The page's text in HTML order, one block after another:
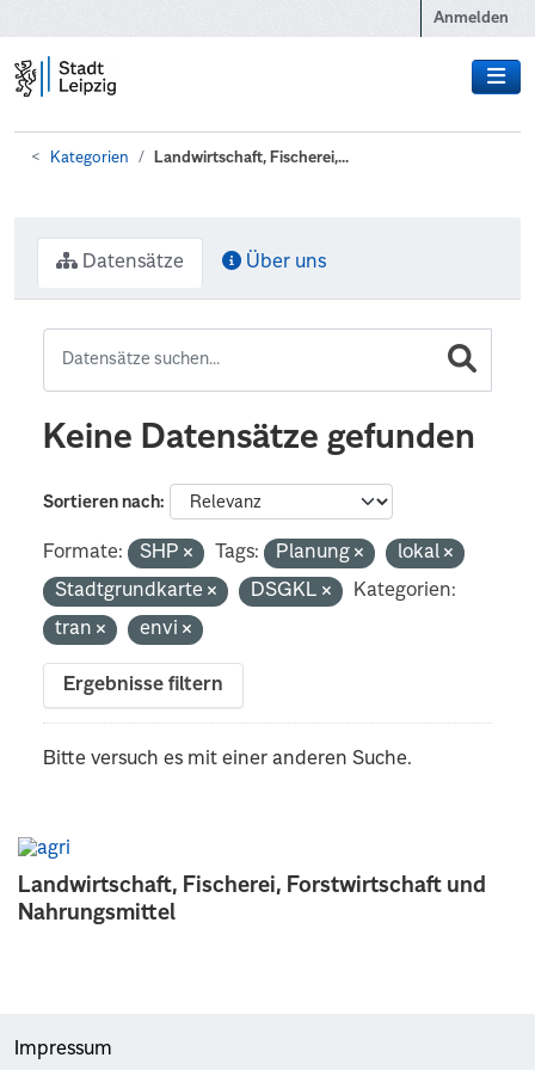
Anmelden
Kategorien Landwirtschaft, Fischerei,...
Landwirtschaft, Fischerei, Forstwirtschaft und
Nahrungsmittel
Datensätze Über uns
Keine Datensätze gefunden
Sortieren nach
Formate: SHP Tags: Planung
lokal
Stadtgrundkarte
DSGKL
Kategorien:
tran
envi
Ergebnisse filtern
Bitte versuch es mit einer anderen Suche.
Impressum